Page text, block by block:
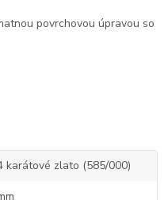
povrchovou úpravou so
karátové zlato (585/000)